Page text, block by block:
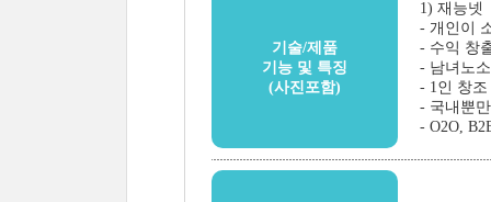
기술/제품
기능 및 특징
(사진포함)
1) 재능넷
- 개인이
- 수익 창
- 남녀노
- 1인 창
- 국내뿐
- O2O,